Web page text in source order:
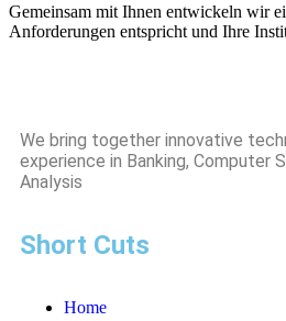
Gemeinsam mit Ihnen entwickeln wir
Anforderungen entspricht und Ihre
We bring together innovative
experience in Banking, Computer
Analysis
Short Cuts
Home